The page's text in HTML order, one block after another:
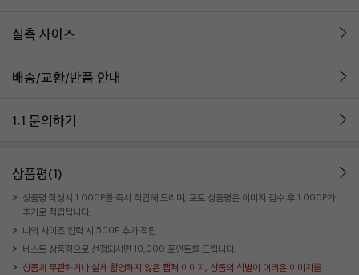
실측 사이즈
배송/교환/반품 안내
1:1 문의하기
상품평(1)
상품평 작성시 1,000P를 즉시 적립해 드리며, 포토 상품평은 이미지 검수 후 1,000P가
추가로 적립됩니다.
나의 사이즈 입력 시 500P 추가 적립
베스트 상품평으로 선정되시면 10,000 포인트를 드립니다.
상품과 무관하거나 실제 촬영하지 않은 캡쳐 이미지, 상품의 식별이 어려운 이미지를